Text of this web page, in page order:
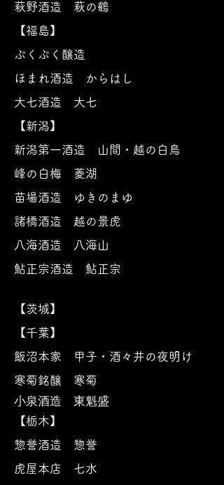
萩野酒造 萩の鶴
【福島】
ぷくぷく醸造
ほまれ酒造 からはし
大七酒造 大七
【新潟】
新潟第一酒造 山間・越の白鳥
峰の白梅 菱湖
苗場酒造 ゆきのまゆ
諸橋酒造 越の景虎
八海酒造 八海山
鮎正宗酒造 鮎正宗
【茨城】
【千葉】
飯沼本家 甲子・酒々井の夜明け
寒菊銘醸 寒菊
小泉酒造 東魁盛
【栃木】
惣誉酒造 惣誉
虎屋本店 七水